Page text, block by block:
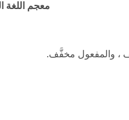
معجم اللغة
، والمفعول مخفَّف.